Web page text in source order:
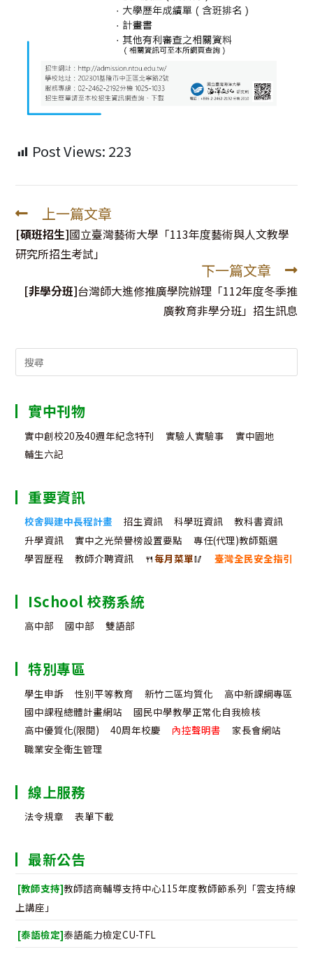
Post Views: 223
Read
more
articles
上一篇文章
[碩班招生]國立臺灣藝術大學「113年度藝術與人文教學
研究所招生考試」
下一篇文章
[非學分班]台灣師大進修推廣學院辦理「112年度冬季推
廣教育非學分班」招生訊息
Search
實中刊物
實中創校20及40週年紀念特刊 實驗人實驗事
實中園地
輔生六記
重要資訊
校舍興建中長程計畫 招生資訊 科學班資訊
教科書資訊
升學資訊
實中之光榮譽榜設置要點
專任(代理)教師甄選
學習歷程
教師介聘資訊 🍴每月菜單🥢 臺灣全民安全指引
ISchool 校務系統
高中部 國中部 雙語部
特別專區
學生申訴 性別平等教育 新竹二區均質化
高中新課綱專區
國中課程總體計畫網站
國民中學教學正常化自我檢核
高中優質化(限閱)
40周年校慶 內控聲明書
家長會網站
職業安全衛生管理
線上服務
法令規章 表單下載
最新公告
[教師支持]教師諮商輔導支持中心115年度教師節系列「雲支持線
上講座」
[泰語檢定]泰語能力檢定CU-TFL